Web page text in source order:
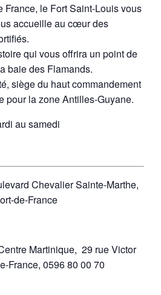
France, le Fort Saint-Louis vous
accueille au cœur des
qui vous offrira un point de
baie des Flamands.
siège du haut commandement
pour la zone Antilles-Guyane.
au samedi
Chevalier Sainte-Marthe,
de-France
Martinique, 29 rue Victor
France, 0596 80 00 70